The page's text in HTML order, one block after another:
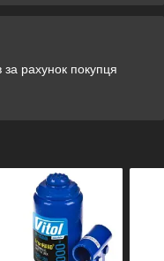
рахунок покупця